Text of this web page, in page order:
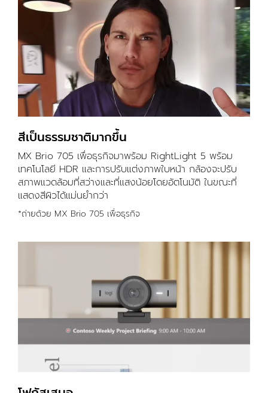
สีเป็นธรรมชาติมากขึ้น
MX Brio 705 เพื่อธุรกิจมาพร้อม RightLight 5 พร้อม
เทคโนโลยี HDR และการปรับแต่งภาพใบหน้า กล้องจะปรับ
สภาพแวดล้อมที่สว่างและที่แสงน้อยโดยอัตโนมัติ ในขณะที่
แสดงสีผิวได้แม่นยำกว่า
*ถ่ายด้วย MX Brio 705 เพื่อธุรกิจ